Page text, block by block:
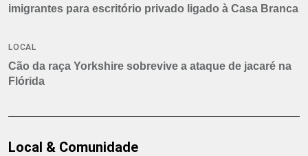
imigrantes para escritório privado ligado à Casa Branca
LOCAL
Cão da raça Yorkshire sobrevive a ataque de jacaré na
Flórida
Local & Comunidade